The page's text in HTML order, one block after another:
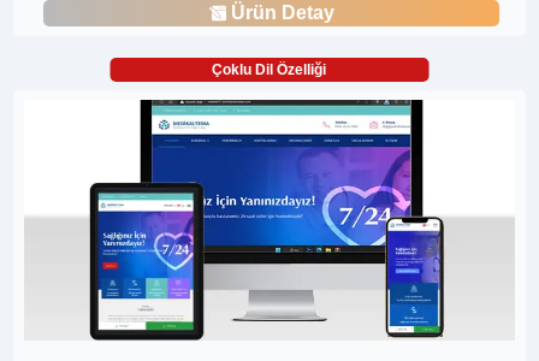
Ürün Detay
Çoklu Dil Özelliği